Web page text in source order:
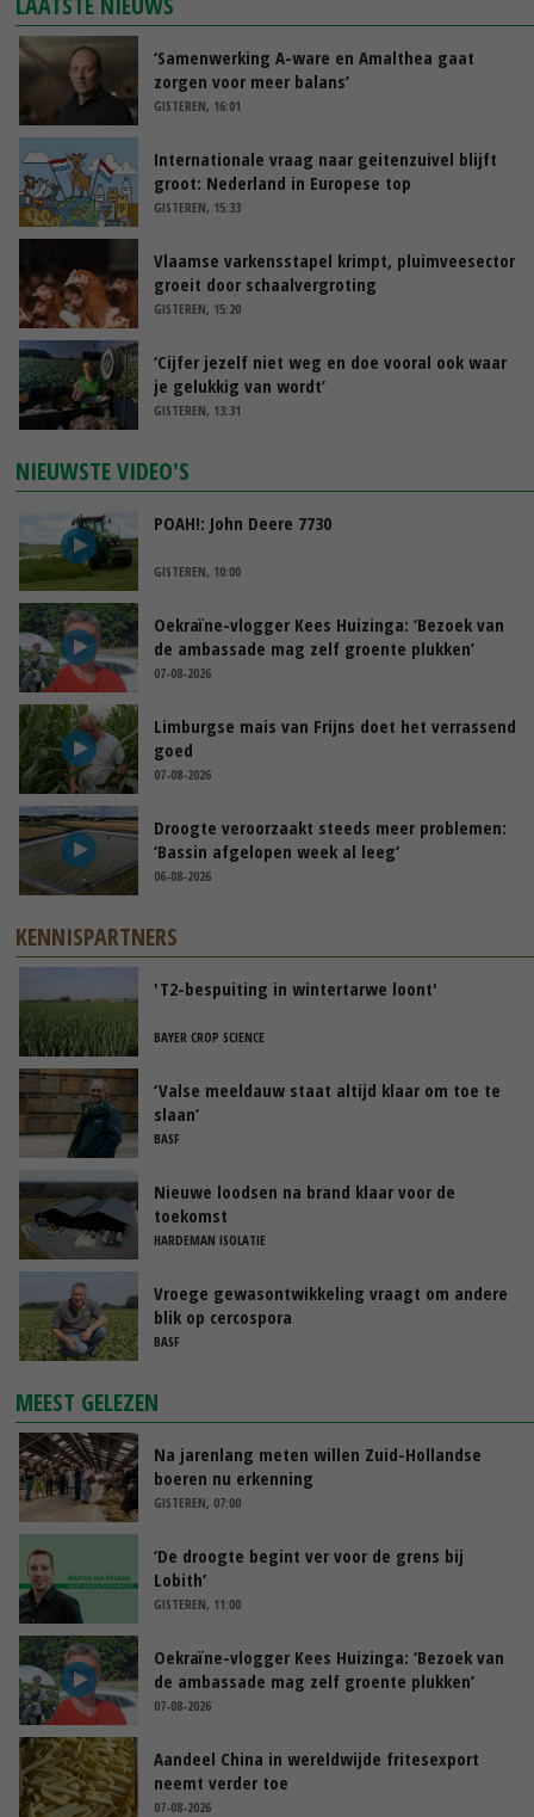
‘Samenwerking A-ware en Amalthea gaat
zorgen voor meer balans’
GISTEREN, 16:01
Internationale vraag naar geitenzuivel blijft
groot: Nederland in Europese top
GISTEREN, 15:33
Vlaamse varkensstapel krimpt, pluimveesector
groeit door schaalvergroting
GISTEREN, 15:20
‘Cijfer jezelf niet weg en doe vooral ook waar
je gelukkig van wordt’
GISTEREN, 13:31
NIEUWSTE VIDEO'S
POAH!: John Deere 7730
GISTEREN, 10:00
Oekraïne-vlogger Kees Huizinga: ‘Bezoek van
de ambassade mag zelf groente plukken’
07-08-2026
Limburgse mais van Frijns doet het verrassend
goed
07-08-2026
Droogte veroorzaakt steeds meer problemen:
‘Bassin afgelopen week al leeg’
06-08-2026
KENNISPARTNERS
'T2-bespuiting in wintertarwe loont'
BAYER CROP SCIENCE
‘Valse meeldauw staat altijd klaar om toe te
slaan’
BASF
Nieuwe loodsen na brand klaar voor de
toekomst
HARDEMAN ISOLATIE
Vroege gewasontwikkeling vraagt om andere
blik op cercospora
BASF
MEEST GELEZEN
Na jarenlang meten willen Zuid-Hollandse
boeren nu erkenning
GISTEREN, 07:00
‘De droogte begint ver voor de grens bij
Lobith’
GISTEREN, 11:00
Oekraïne-vlogger Kees Huizinga: ‘Bezoek van
de ambassade mag zelf groente plukken’
07-08-2026
Aandeel China in wereldwijde fritesexport
neemt verder toe
07-08-2026